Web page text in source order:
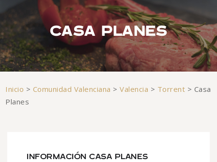
CASA PLANES
Inicio > Comunidad Valenciana >Valencia > Torrent > Casa
Planes
INFORMACIÓN CASA PLANES